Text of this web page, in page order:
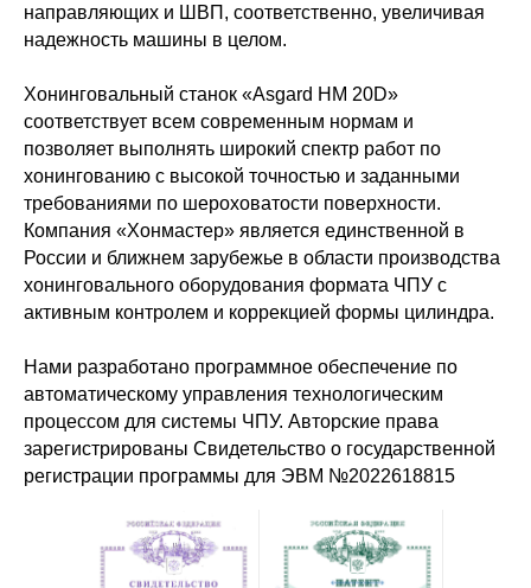
направляющих и ШВП, соответственно, увеличивая
надежность машины в целом.
Хонинговальный станок «Asgard HM 20D»
соответствует всем современным нормам и
позволяет выполнять широкий спектр работ по
хонингованию с высокой точностью и заданными
требованиями по шероховатости поверхности.
Компания «Хонмастер» является единственной в
России и ближнем зарубежье в области производства
хонинговального оборудования формата ЧПУ с
активным контролем и коррекцией формы цилиндра.
Нами разработано программное обеспечение по
автоматическому управления технологическим
процессом для системы ЧПУ. Авторские права
зарегистрированы Свидетельство о государственной
регистрации программы для ЭВМ №2022618815